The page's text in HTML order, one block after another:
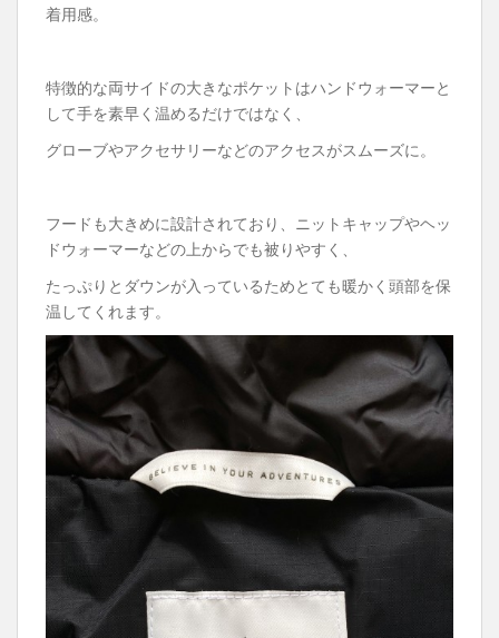
着用感。
特徴的な両サイドの大きなポケットはハンドウォーマーと
して手を素早く温めるだけではなく、
グローブやアクセサリーなどのアクセスがスムーズに。
フードも大きめに設計されており、ニットキャップやヘッ
ドウォーマーなどの上からでも被りやすく、
たっぷりとダウンが入っているためとても暖かく頭部を保
温してくれます。